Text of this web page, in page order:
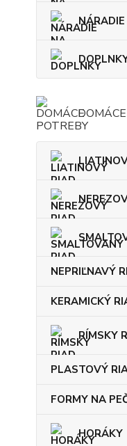
NEPRIĽNAVÝ
KERAMICKÝ
RÍMSKY
PLASTOVÝ
FORMY NA
HORÁKY